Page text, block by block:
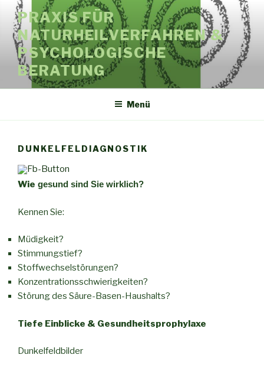
Zum
Inhalt
springen
PRAXIS FÜR
NATURHEILVERFAHREN &
PSYCHOLOGISCHE
BERATUNG
Menü
DUNKELFELDIAGNOSTIK
Wie gesund sind Sie wirklich?
Kennen Sie:
Müdigkeit?
Stimmungstief?
Stoffwechselstörungen?
Konzentrationsschwierigkeiten?
Störung des Säure-Basen-Haushalts?
Tiefe Einblicke & Gesundheitsprophylaxe
Dunkelfeldbilder